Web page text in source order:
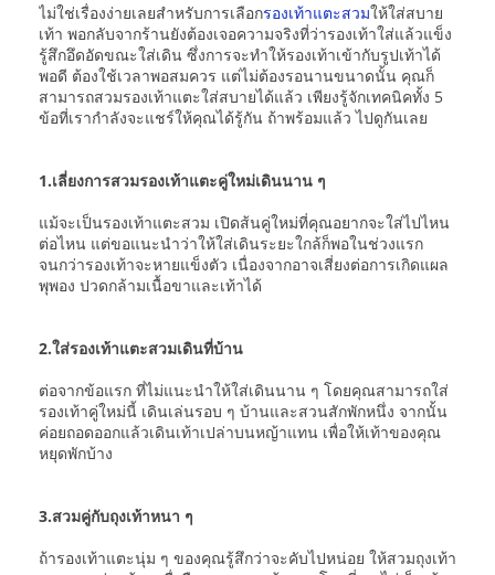
ไม่ใช่เรื่องง่ายเลยสำหรับการเลือกรองเท้าแตะสวมให้ใส่สบาย
เท้า พอกลับจากร้านยังต้องเจอความจริงที่ว่ารองเท้าใส่แล้วแข็ง
รู้สึกอึดอัดขณะใส่เดิน ซึ่งการจะทำให้รองเท้าเข้ากับรูปเท้าได้
พอดี ต้องใช้เวลาพอสมควร แต่ไม่ต้องรอนานขนาดนั้น คุณก็
สามารถสวมรองเท้าแตะใส่สบายได้แล้ว เพียงรู้จักเทคนิคทั้ง 5
ข้อที่เรากำลังจะแชร์ให้คุณได้รู้กัน ถ้าพร้อมแล้ว ไปดูกันเลย
1.เลี่ยงการสวมรองเท้าแตะคู่ใหม่เดินนาน ๆ
แม้จะเป็นรองเท้าแตะสวม เปิดส้นคู่ใหม่ที่คุณอยากจะใส่ไปไหน
ต่อไหน แต่ขอแนะนำว่าให้ใส่เดินระยะใกล้ก็พอในช่วงแรก
จนกว่ารองเท้าจะหายแข็งตัว เนื่องจากอาจเสี่ยงต่อการเกิดแผล
พุพอง ปวดกล้ามเนื้อขาและเท้าได้
2.ใส่รองเท้าแตะสวมเดินที่บ้าน
ต่อจากข้อแรก ที่ไม่แนะนำให้ใส่เดินนาน ๆ โดยคุณสามารถใส่
รองเท้าคู่ใหม่นี้ เดินเล่นรอบ ๆ บ้านและสวนสักพักหนึ่ง จากนั้น
ค่อยถอดออกแล้วเดินเท้าเปล่าบนหญ้าแทน เพื่อให้เท้าของคุณ
หยุดพักบ้าง
3.สวมคู่กับถุงเท้าหนา ๆ
ถ้ารองเท้าแตะนุ่ม ๆ ของคุณรู้สึกว่าจะคับไปหน่อย ให้สวมถุงเท้า